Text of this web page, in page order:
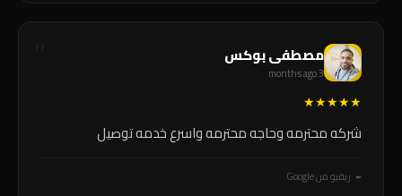
مصطفى بوكس
3 months ago
★
★
★
★
★
شركه محترمه وحاجه محترمه واسرع خدمه توصيل
ريفيو من Google